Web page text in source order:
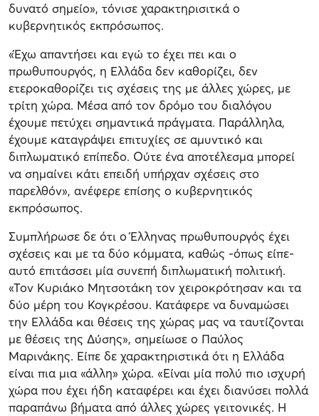
δυνατό σημείο», τόνισε χαρακτηρισιτκά ο
κυβερνητικός εκπρόσωπος.
«Έχω απαντήσει και εγώ το έχει πει και ο
πρωθυπουργός, η Ελλάδα δεν καθορίζει, δεν
ετεροκαθορίζει τις σχέσεις της με άλλες χώρες, με
τρίτη χώρα. Μέσα από τον δρόμο του διαλόγου
έχουμε πετύχει σημαντικά πράγματα. Παράλληλα,
έχουμε καταγράψει επιτυχίες σε αμυντικό και
διπλωματικό επίπεδο. Ούτε ένα αποτέλεσμα μπορεί
να σημαίνει κάτι επειδή υπήρχαν σχέσεις στο
παρελθόν», ανέφερε επίσης ο κυβερνητικός
εκπρόσωπος.
Συμπλήρωσε δε ότι ο Έλληνας πρωθυπουργός έχει
σχέσεις και με τα δύο κόμματα, καθώς -όπως είπε-
αυτό επιτάσσει μία συνεπή διπλωματική πολιτική.
«Τον Κυριάκο Μητσοτάκη τον χειροκρότησαν και τα
δύο μέρη του Κογκρέσου. Κατάφερε να δυναμώσει
την Ελλάδα και θέσεις της χώρας μας να ταυτίζονται
με θέσεις της Δύσης», σημείωσε ο Παύλος
Μαρινάκης. Είπε δε χαρακτηριστικά ότι η Ελλάδα
είναι πια μια «άλλη» χώρα. «Είναι μία πολύ πιο ισχυρή
χώρα που έχει ήδη καταφέρει και έχει διανύσει πολλά
παραπάνω βήματα από άλλες χώρες γειτονικές. Η